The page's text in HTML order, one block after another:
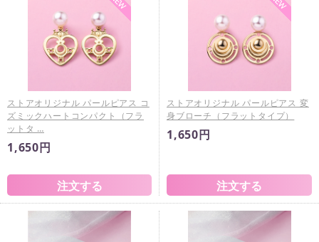
ストアオリジナル パールピアス コ
ズミックハートコンパクト（フラ
ットタ …
1,650円
ストアオリジナル パールピアス 変
身ブローチ（フラットタイプ）
1,650円